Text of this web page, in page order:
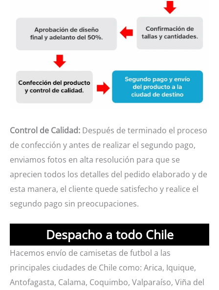
Control de Calidad: Después de terminado el proceso
de confección y antes de realizar el segundo pago,
enviamos fotos en alta resolución para que se
aprecien todos los detalles del pedido elaborado y de
esta manera, el cliente quede satisfecho y realice el
segundo pago sin preocupaciones.
Despacho a todo Chile
Hacemos envío de camisetas de futbol a las
principales ciudades de Chile como: Arica, Iquique,
Antofagasta, Calama, Coquimbo, Valparaíso, Viña del